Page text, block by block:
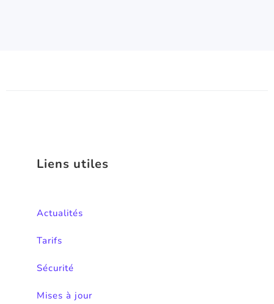
Liens utiles
Actualités
Tarifs
Sécurité
Mises à jour